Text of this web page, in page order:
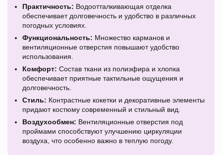
Практичность: Водоотталкивающая отделка
обеспечивает долговечность и удобство в различных
погодных условиях.
Функциональность: Множество карманов и
вентиляционные отверстия повышают удобство
использования.
Комфорт: Состав ткани из полиэфира и хлопка
обеспечивает приятные тактильные ощущения и
долговечность.
Стиль: Контрастные кокетки и декоративные элементы
придают костюму современный и стильный вид.
Воздухообмен: Вентиляционные отверстия под
проймами способствуют улучшению циркуляции
воздуха, что особенно важно в теплую погоду.